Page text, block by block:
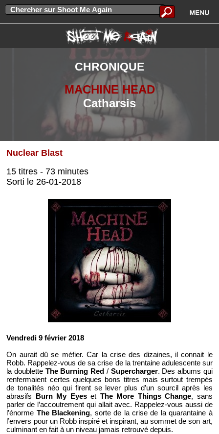
CHRONIQUE
MACHINE HEAD
Catharsis
Nuclear Blast
15 titres - 73 minutes
Sorti le 26-01-2018
Vendredi 9 février 2018
On aurait dû se méfier. Car la crise des dizaines, il connait le
Robb. Rappelez-vous de sa crise de la trentaine adulescente sur
la doublette The Burning Red / Supercharger. Des albums qui
renfermaient certes quelques bons titres mais surtout trempés
de tonalités néo qui firent se lever plus d’un sourcil après les
abrasifs Burn My Eyeset The More Things Change, sans
parler de l’accoutrement qui allait avec. Rappelez-vous aussi de
l’énorme The Blackening, sorte de la crise de la quarantaine à
l’envers pour un Robb inspiré et inspirant, au sommet de son art,
culminant en fait à un niveau jamais retrouvé depuis.